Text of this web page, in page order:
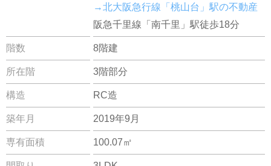
→北大阪急行線「桃山台」駅の不動産
阪急千里線「南千里」駅徒歩18分
階数 8階建
所在階 3階部分
構造 RC造
築年月 2019年9月
専有面積 100.07㎡